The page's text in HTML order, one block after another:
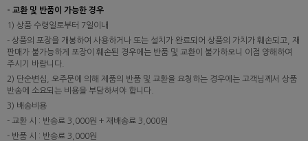
- 교환 및 반품이 가능한 경우
1) 상품 수령일로부터 7일이내
- 상품의 포장을 개봉하여 사용하거나 또는 설치가 완료되어 상품의 가치가 훼손되고, 재
판매가 불가능하게 포장이 훼손된 경우에는 반품 및 교환이 불가하오니 이점 양해하여
주시기 바랍니다.
2) 단순변심, 오주문에 의해 제품의 반품 및 교환을 요청하는 경우에는 고객님께서 상품
반송에 소요되는 비용을 부담하셔야 합니다.
3) 배송비용
- 교환 시 : 반송료 3,000원 + 재배송료 3,000원
- 반품 시 : 반송료 3,000원